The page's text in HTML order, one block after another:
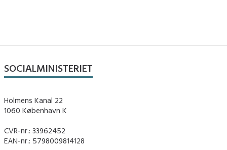
SOCIALMINISTERIET
Holmens Kanal 22
1060 København K
CVR-nr.: 33962452
EAN-nr.: 5798009814128